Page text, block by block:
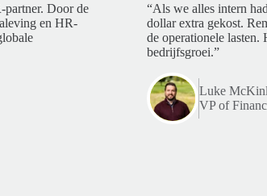
partner. Door de
en HR-
“Als we alles intern
dollar extra gekost.
de operationele
bedrijfsgroei.”
Luke
VP of